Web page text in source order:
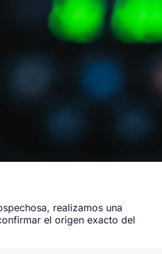
realizamos una
el origen exacto del